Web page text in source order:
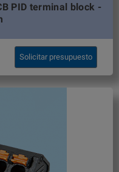
PID terminal block -
Solicitar presupuesto